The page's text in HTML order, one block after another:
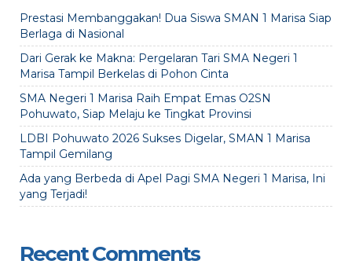
Prestasi Membanggakan! Dua Siswa SMAN 1 Marisa Siap
Berlaga di Nasional
Dari Gerak ke Makna: Pergelaran Tari SMA Negeri 1
Marisa Tampil Berkelas di Pohon Cinta
SMA Negeri 1 Marisa Raih Empat Emas O2SN
Pohuwato, Siap Melaju ke Tingkat Provinsi
LDBI Pohuwato 2026 Sukses Digelar, SMAN 1 Marisa
Tampil Gemilang
Ada yang Berbeda di Apel Pagi SMA Negeri 1 Marisa, Ini
yang Terjadi!
Recent Comments